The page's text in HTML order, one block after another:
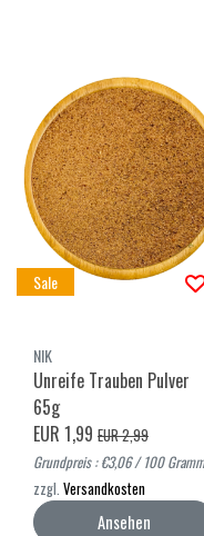
Sale
NIK
Unreife Trauben Pulver
65g
EUR 1,99 EUR 2,99
Grundpreis : €3,06 / 100 Gramm
zzgl. Versandkosten
Ansehen